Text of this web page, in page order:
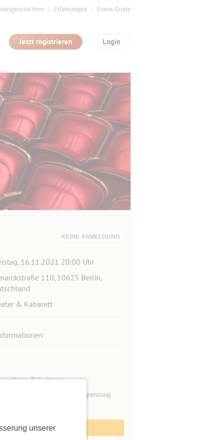
unserer
Erfahrungen Event-Guide
Login
Jetzt registrieren
KEINE ANMELDUNG
16.11.2021 20:00 Uhr
110, 10625 Berlin,
& Kabarett
Keine Teilnehmer
Keine Teilnehmerbegrenzung
Zum Event anmelden